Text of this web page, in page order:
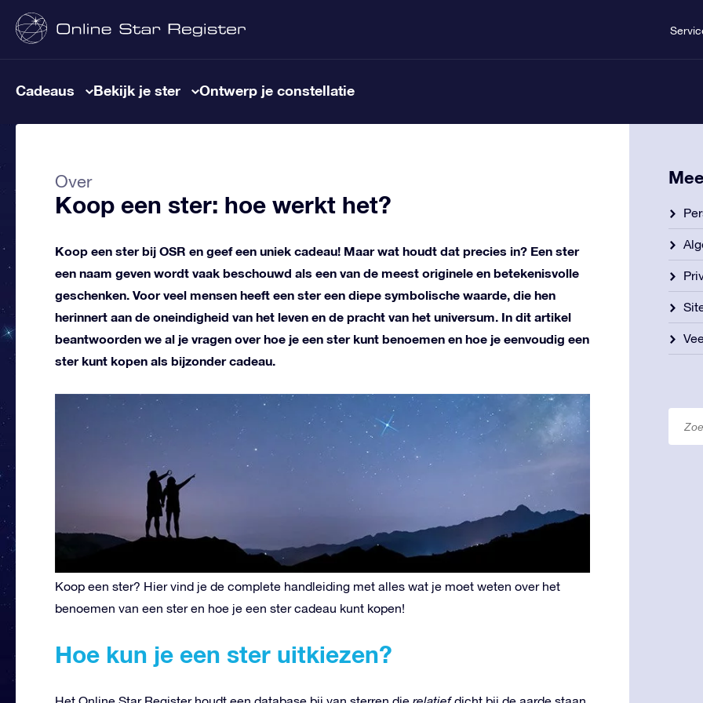
Cadeaus Bekijk je ster Ontwerp je constellatie
Over
Koop een ster: hoe werkt het?
Koop een ster bij OSR en geef een uniek cadeau! Maar wat houdt dat precies in? Een ster
een naam geven wordt vaak beschouwd als een van de meest originele en betekenisvolle
geschenken. Voor veel mensen heeft een ster een diepe symbolische waarde, die hen
herinnert aan de oneindigheid van het leven en de pracht van het universum. In dit artikel
beantwoorden we al je vragen over hoe je een ster kunt benoemen en hoe je eenvoudig een
ster kunt kopen als bijzonder cadeau.
Koop een ster? Hier vind je de complete handleiding met alles wat je moet weten over het
benoemen van een ster en hoe je een ster cadeau kunt kopen!
Hoe kun je een ster uitkiezen?